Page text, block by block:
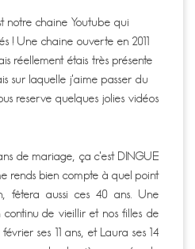
notre chaine Youtube qui
! Une chaine ouverte en 2011
réellement étais très présente
sur laquelle j’aime passer du
reserve quelques jolies vidéos
de mariage, ça c’est DINGUE
rends bien compte à quel point
fêtera aussi ces 40 ans. Une
continu de vieillir et nos filles de
ses 11 ans, et Laura ses 14